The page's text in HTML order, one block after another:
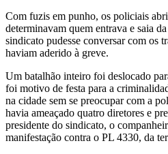
Com fuzis em punho, os policiais
determinavam quem entrava e saia
sindicato pudesse conversar com os
haviam aderido à greve.
Um batalhão inteiro foi deslocado
foi motivo de festa para a
na cidade sem se preocupar com a
havia ameaçado quatro diretores e
presidente do sindicato, o
manifestação contra o PL 4330, da